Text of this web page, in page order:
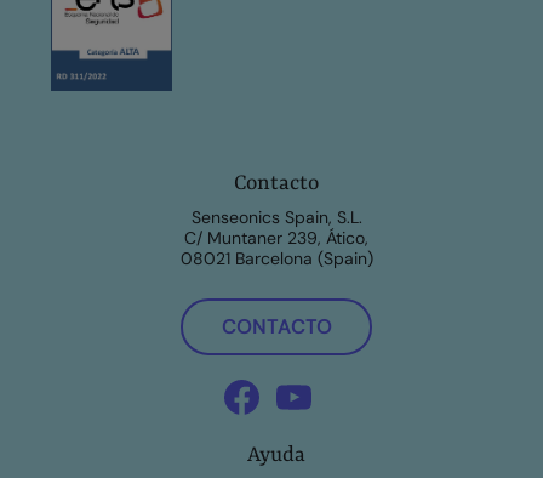
Contacto
Senseonics Spain, S.L.
C/ Muntaner 239, Ático,
08021 Barcelona (Spain)
CONTACTO
Ayuda